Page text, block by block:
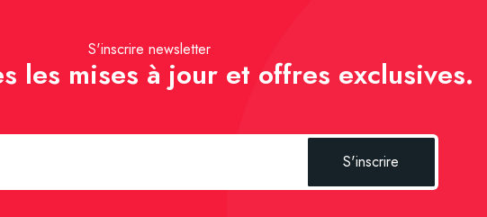
S'inscrire newsletter
les mises à jour et offres exclusives.
S'inscrire